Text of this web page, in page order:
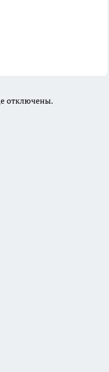
отключены.